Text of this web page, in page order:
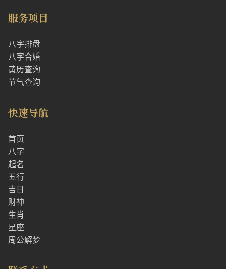
服务项目
八字排盘
八字合婚
黄历查询
节气查询
快速导航
首页
八字
起名
五行
吉日
财神
生肖
星座
周公解梦